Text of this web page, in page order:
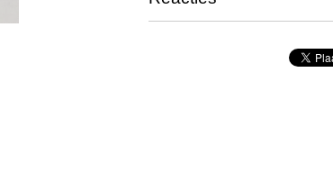
Productcode leverancier
Netto gewicht